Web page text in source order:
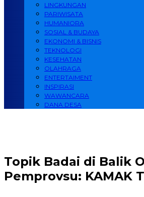
LINGKUNGAN
PARIWISATA
HUMANIORA
SOSIAL & BUDAYA
EKONOMI & BISNIS
TEKNOLOGI
KESEHATAN
OLAHRAGA
ENTERTAIMENT
INSPIRASI
WAWANCARA
DANA DESA
Topik Badai di Balik
Pemprovsu: KAMAK